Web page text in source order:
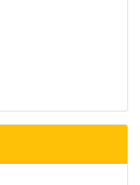
レス、住所、生年月
急増しています。
認をしたり、学校へ
す。
荷物を渡したいと称